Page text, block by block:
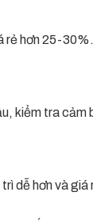
hơn 25-
kiểm tra
dễ hơn và